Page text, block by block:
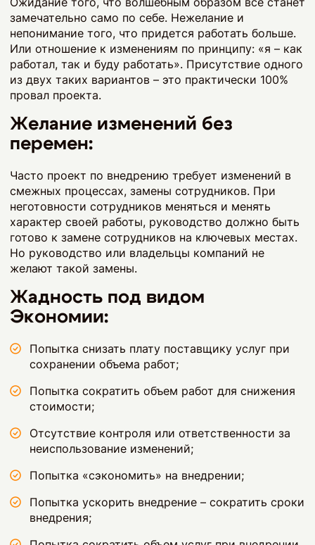
замечательно само по себе. Нежелание и
непонимание того, что придется работать больше.
Или отношение к изменениям по принципу: «я – как
работал, так и буду работать». Присутствие одного
из двух таких вариантов – это практически 100%
провал проекта.
Желание изменений без
перемен:
Часто проект по внедрению требует изменений в
смежных процессах, замены сотрудников. При
неготовности сотрудников меняться и менять
характер своей работы, руководство должно быть
готово к замене сотрудников на ключевых местах.
Но руководство или владельцы компаний не
желают такой замены.
Жадность под видом
Экономии:
Попытка снизать плату поставщику услуг при
сохранении объема работ;
Попытка сократить объем работ для снижения
стоимости;
Отсутствие контроля или ответственности за
неиспользование изменений;
Попытка «сэкономить» на внедрении;
Попытка ускорить внедрение – сократить сроки
внедрения;